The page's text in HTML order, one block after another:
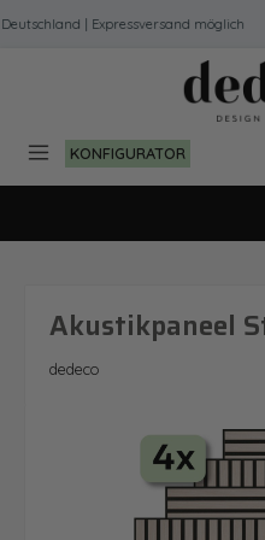
Zum Hauptinhalt springen
| Expressversand möglich
KONFIGURATOR
Akustikpaneel
dedeco
Bildergalerie überspringen